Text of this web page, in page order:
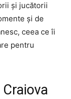
și jucătorii
și de
ceea ce îi
pentru